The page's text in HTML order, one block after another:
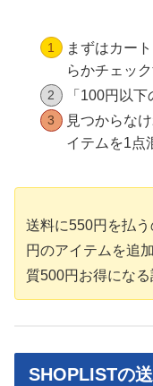
まずはカー
らかチェッ
「100円以
見つからな
イテムを1点
送料に550円を払
円のアイテムを追
質500円お得になる
SHOPLISTの